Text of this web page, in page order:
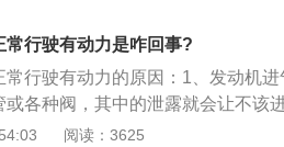
供油压力以及进气压力传感器等是
传感器数值错误和工作不良都会引
行驶有动力是咋回事?
行驶有动力的原因：1、发动机
各种阀，其中的泄露就会让不该
过高或者过低，最终导致发动机
阅读：3625